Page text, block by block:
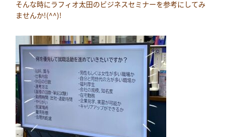
そんな時にラフィオ太田のビジネスセミナーを参考にしてみ
ませんか!(^^)!